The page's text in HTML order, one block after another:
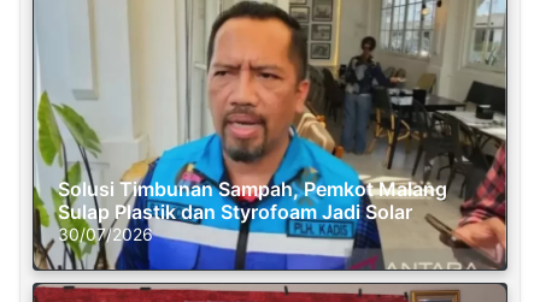
Solusi Timbunan Sampah, Pemkot Malang
Sulap Plastik dan Styrofoam Jadi Solar
30/07/2026